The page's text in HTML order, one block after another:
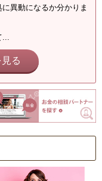
異動になるか分かりま
る